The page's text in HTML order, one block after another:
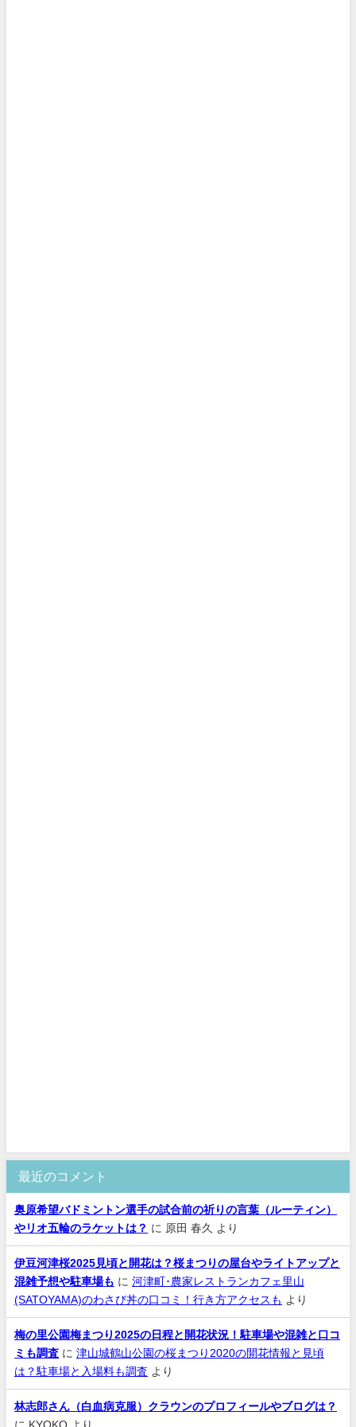
最近のコメント
奥原希望バドミントン選手の試合前の祈りの言葉（ルーティン）
やリオ五輪のラケットは？ に 原田 春久 より
伊豆河津桜2025見頃と開花は？桜まつりの屋台やライトアップと
混雑予想や駐車場も に 河津町･農家レストランカフェ里山
(SATOYAMA)のわさび丼の口コミ！行き方アクセスも より
梅の里公園梅まつり2025の日程と開花状況！駐車場や混雑と口コ
ミも調査 に 津山城鶴山公園の桜まつり2020の開花情報と見頃
は？駐車場と入場料も調査 より
林志郎さん（白血病克服）クラウンのプロフィールやブログは？
に KYOKO より